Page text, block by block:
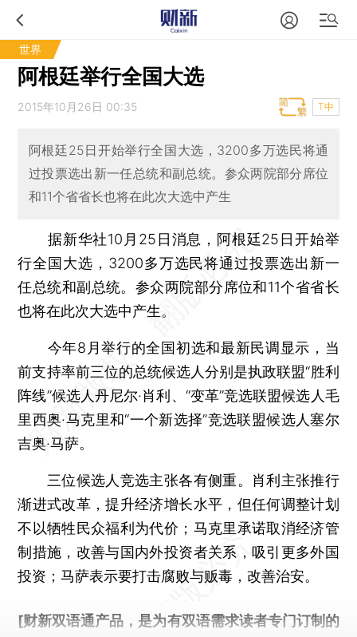
世界
阿根廷举行全国大选
2015年10月26日 00:35 T中
阿根廷25日开始举行全国大选，3200多万选民将通
过投票选出新一任总统和副总统。参众两院部分席位
和11个省省长也将在此次大选中产生
据新华社10月25日消息，阿根廷25日开始举
行全国大选，3200多万选民将通过投票选出新一
任总统和副总统。参众两院部分席位和11个省省长
也将在此次大选中产生。
今年8月举行的全国初选和最新民调显示，当
前支持率前三位的总统候选人分别是执政联盟“胜利
阵线”候选人丹尼尔·肖利、“变革”竞选联盟候选人毛
里西奥·马克里和“一个新选择”竞选联盟候选人塞尔
吉奥·马萨。
三位候选人竞选主张各有侧重。肖利主张推行
渐进式改革，提升经济增长水平，但任何调整计划
不以牺牲民众福利为代价；马克里承诺取消经济管
制措施，改善与国内外投资者关系，吸引更多外国
投资；马萨表示要打击腐败与贩毒，改善治安。
[财新双语通产品，是为有双语需求读者专门订制的